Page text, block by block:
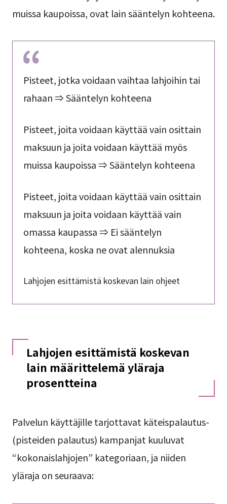
muissa kaupoissa, ovat lain sääntelyn kohteena.
Pisteet, jotka voidaan vaihtaa lahjoihin tai
rahaan ⇒ Sääntelyn kohteena
Pisteet, joita voidaan käyttää vain osittain
maksuun ja joita voidaan käyttää myös
muissa kaupoissa ⇒ Sääntelyn kohteena
Pisteet, joita voidaan käyttää vain osittain
maksuun ja joita voidaan käyttää vain
omassa kaupassa ⇒ Ei sääntelyn
kohteena, koska ne ovat alennuksia
Lahjojen esittämistä koskevan lain ohjeet
Lahjojen esittämistä koskevan
lain määrittelemä yläraja
prosentteina
Palvelun käyttäjille tarjottavat käteispalautus-
(pisteiden palautus) kampanjat kuuluvat
“kokonaislahjojen” kategoriaan, ja niiden
yläraja on seuraava: